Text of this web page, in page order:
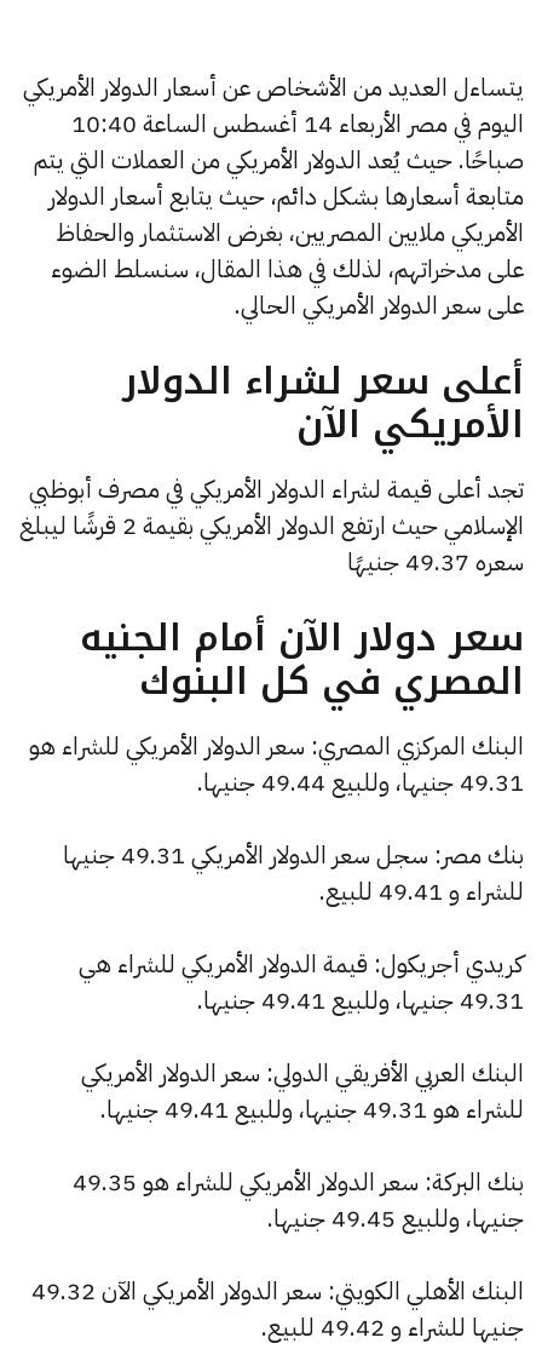
يتساءل العديد من الأشخاص عن أسعار الدولار الأمريكي
اليوم في مصر الأربعاء 14 أغسطس الساعة 10:40
صباحًا. حيث يُعد الدولار الأمريكي من العملات التي يتم
متابعة أسعارها بشكل دائم، حيث يتابع أسعار الدولار
الأمريكي ملايين المصريين، بغرض الاستثمار والحفاظ
على مدخراتهم، لذلك في هذا المقال، سنسلط الضوء
على سعر الدولار الأمريكي الحالي.
أعلى سعر لشراء الدولار
الأمريكي الآن
تجد أعلى قيمة لشراء الدولار الأمريكي في مصرف أبوظبي
الإسلامي حيث ارتفع الدولار الأمريكي بقيمة 2 قرشًا ليبلغ
سعره 49.37 جنيهًا
سعر دولار الآن أمام الجنيه
المصري في كل البنوك
البنك المركزي المصري: سعر الدولار الأمريكي للشراء هو
49.31 جنيها، وللبيع 49.44 جنيها.
بنك مصر: سجل سعر الدولار الأمريكي 49.31 جنيها
للشراء و 49.41 للبيع.
كريدي أجريكول: قيمة الدولار الأمريكي للشراء هي
49.31 جنيها، وللبيع 49.41 جنيها.
البنك العربي الأفريقي الدولي: سعر الدولار الأمريكي
للشراء هو 49.31 جنيها، وللبيع 49.41 جنيها.
بنك البركة: سعر الدولار الأمريكي للشراء هو 49.35
جنيها، وللبيع 49.45 جنيها.
البنك الأهلي الكويتي: سعر الدولار الأمريكي الآن 49.32
جنيها للشراء و 49.42 للبيع.